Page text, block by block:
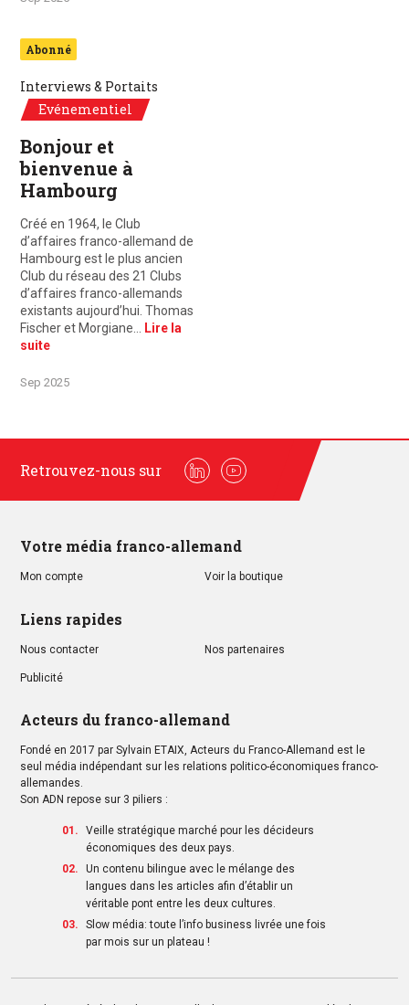
Abonné
Interviews & Portaits
Evénementiel
Bonjour et
bienvenue à
Hambourg
Créé en 1964, le Club
d’affaires franco-allemand de
Hambourg est le plus ancien
Club du réseau des 21 Clubs
d’affaires franco-allemands
existants aujourd’hui. Thomas
Fischer et Morgiane…
Lire la
suite
Sep 2025
Retrouvez-nous sur
LinkedinYoutube
Votre média franco-allemand
Mon compte Voir la boutique
Liens rapides
Nous contacter Nos partenaires
Publicité
Acteurs du franco-allemand
Fondé en 2017 par Sylvain ETAIX, Acteurs du Franco-Allemand est le
seul média indépendant sur les relations politico-économiques franco-
allemandes.
Son ADN repose sur 3 piliers :
Veille stratégique marché pour les décideurs
économiques des deux pays.
Un contenu bilingue avec le mélange des
langues dans les articles afin d’établir un
véritable pont entre les deux cultures.
Slow média: toute l’info business livrée une fois
par mois sur un plateau !